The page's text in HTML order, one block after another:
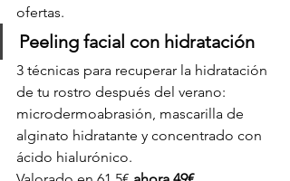
ofertas.
Peeling facial con hidratación
3 técnicas para recuperar la hidratación
de tu rostro después del verano:
microdermoabrasión, mascarilla de
alginato hidratante y concentrado con
ácido hialurónico.